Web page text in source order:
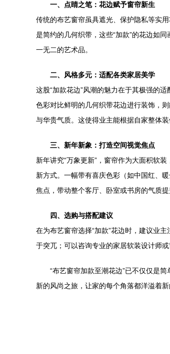
一、点睛之笔：花边赋予窗帘新生
传统的布艺窗帘虽具遮光、保护隐私等实
是简约的几何织带，这些“加款”的花边如
一无二的艺术品。
二、风格多元：适配各类家居美学
这股“加款花边”风潮的魅力在于其极强的
色彩对比鲜明的几何织带花边进行装饰，
与华贵气质。这使得业主能根据自家整体
三、新年新象：打造空间视觉焦点
新年讲究“万象更新”，窗帘作为大面积软
新方式。一幅带有喜庆色彩（如中国红、
焦点，带动整个客厅、卧室或书房的气质
四、选购与搭配建议
在为布艺窗帘选择“加款”花边时，建议业
于突兀；可以咨询专业的家居软装设计师
“布艺窗帘加款至潮花边”已不仅仅是
新的风尚之旅，让家的每个角落都洋溢着新